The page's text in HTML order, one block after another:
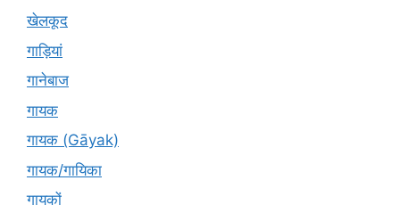
खेलकूद
गाड़ियां
गानेबाज
गायक
गायक (Gāyak)
गायक/गायिका
गायकों